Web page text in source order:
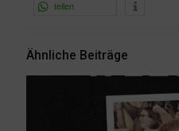
teilen
Ähnliche Beiträge